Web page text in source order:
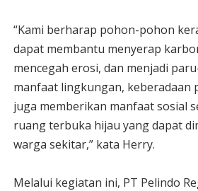
“Kami berharap pohon-pohon
dapat membantu menyerap
mencegah erosi, dan menjadi
manfaat lingkungan, keberadaan
juga memberikan manfaat sosial
ruang terbuka hijau yang dapat
warga sekitar,” kata Herry.
Melalui kegiatan ini, PT Pelindo